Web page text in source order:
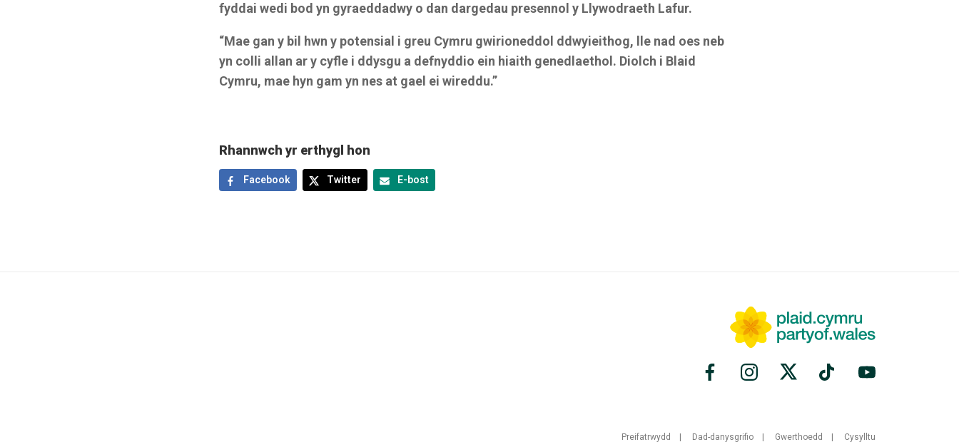
fyddai wedi bod yn gyraeddadwy o dan dargedau presennol y Llywodraeth Lafur.
“Mae gan y bil hwn y potensial i greu Cymru gwirioneddol ddwyieithog, lle nad oes neb
yn colli allan ar y cyfle i ddysgu a defnyddio ein hiaith genedlaethol. Diolch i Blaid
Cymru, mae hyn gam yn nes at gael ei wireddu.”
Rhannwch yr erthygl hon
Facebook Twitter E-bost
Preifatrwydd Dad-danysgrifio Gwerthoedd Cysylltu